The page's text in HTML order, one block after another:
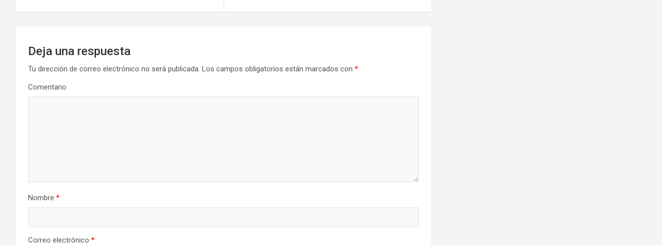
Deja una respuesta
Tu dirección de correo electrónico no será publicada. Los campos obligatorios están marcados con *
Comentario
Nombre *
Correo electrónico *